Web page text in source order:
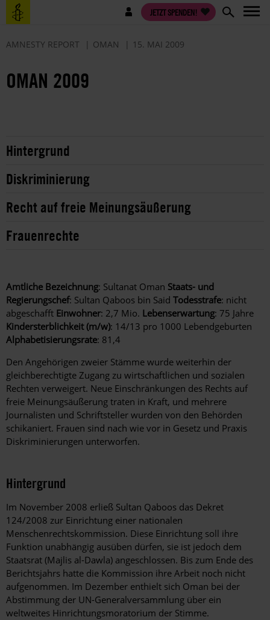
Direkt
zum
Benutzermenü JETZT SPENDEN!
AMNESTY REPORT OMAN 15. MAI 2009
OMAN 2009
Hintergrund
Diskriminierung
Recht auf freie Meinungsäußerung
Frauenrechte
Amtliche Bezeichnung: Sultanat Oman Staats- und
Regierungschef: Sultan Qaboos bin Said Todesstrafe: nicht
abgeschafft Einwohner: 2,7 Mio. Lebenserwartung: 75 Jahre
Kindersterblichkeit (m/w): 14/13 pro 1000 Lebendgeburten
Alphabetisierungsrate: 81,4
Den Angehörigen zweier Stämme wurde weiterhin der
gleichberechtigte Zugang zu wirtschaftlichen und sozialen
Rechten verweigert. Neue Einschränkungen des Rechts auf
freie Meinungsäußerung traten in Kraft, und mehrere
Journalisten und Schriftsteller wurden von den Behörden
schikaniert. Frauen sind nach wie vor in Gesetz und Praxis
Diskriminierungen unterworfen.
Hintergrund
Im November 2008 erließ Sultan Qaboos das Dekret
124/2008 zur Einrichtung einer nationalen
Menschenrechtskommission. Diese Einrichtung soll ihre
Funktion unabhängig ausüben dürfen, sie ist jedoch dem
Staatsrat (Majlis al-Dawla) angeschlossen. Bis zum Ende des
Berichtsjahrs hatte die Kommission ihre Arbeit noch nicht
aufgenommen. Im Dezember enthielt sich Oman bei der
Abstimmung der UN-Generalversammlung über ein
weltweites Hinrichtungsmoratorium der Stimme.